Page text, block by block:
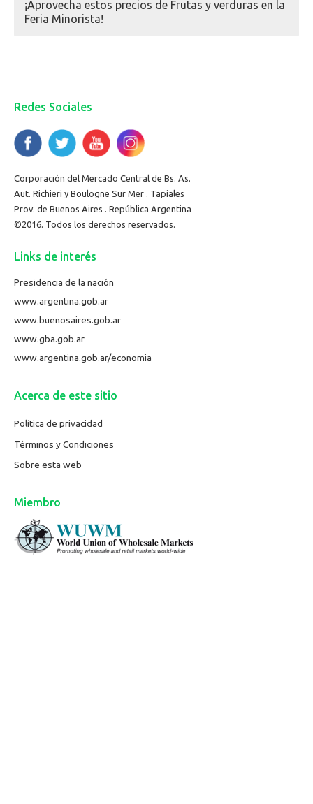
¡Aprovecha estos precios de Frutas y verduras en la
Feria Minorista!
Redes Sociales
Corporación del Mercado Central de Bs. As.
Aut. Richieri y Boulogne Sur Mer . Tapiales
Prov. de Buenos Aires . República Argentina
©2016. Todos los derechos reservados.
Links de interés
Presidencia de la nación
www.argentina.gob.ar
www.buenosaires.gob.ar
www.gba.gob.ar
www.argentina.gob.ar/economia
Acerca de este sitio
Política de privacidad
Términos y Condiciones
Sobre esta web
Miembro